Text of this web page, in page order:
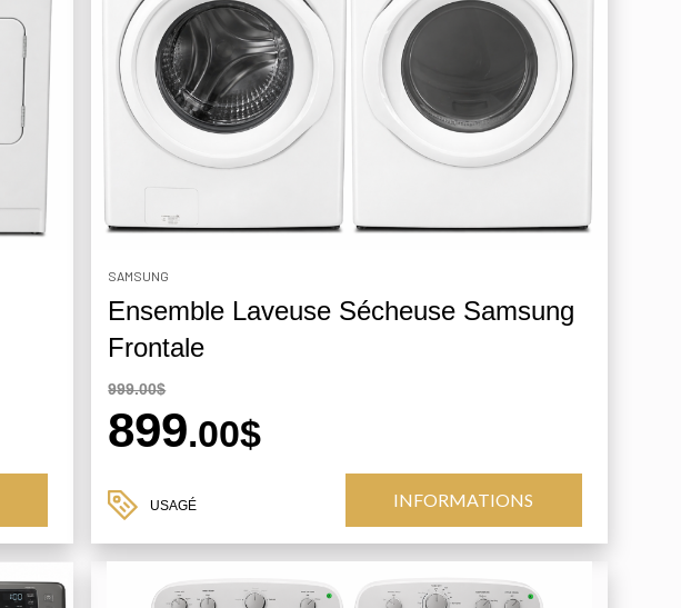
SAMSUNG
Ensemble Laveuse Sécheuse Samsung
Frontale
999.00$
899.00$
USAGÉ INFORMATIONS